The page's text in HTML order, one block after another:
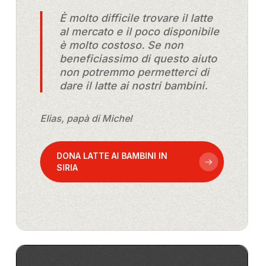
È molto difficile trovare il latte
al mercato e il poco disponibile
è molto costoso. Se non
beneficiassimo di questo aiuto
non potremmo permetterci di
dare il latte ai nostri bambini.
Elias, papà di Michel
DONA LATTE AI BAMBINI IN
SIRIA